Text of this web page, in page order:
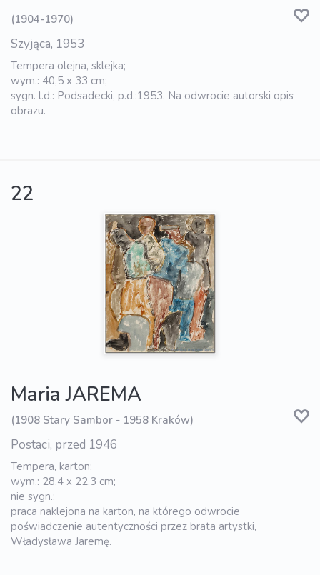
(1904-1970)
Szyjąca, 1953
Tempera olejna, sklejka;
wym.: 40,5 x 33 cm;
sygn. l.d.: Podsadecki, p.d.:1953. Na odwrocie autorski opis
obrazu.
22
Maria JAREMA
(1908 Stary Sambor - 1958 Kraków)
Postaci, przed 1946
Tempera, karton;
wym.: 28,4 x 22,3 cm;
nie sygn.;
praca naklejona na karton, na którego odwrocie
poświadczenie autentyczności przez brata artystki,
Władysława Jaremę.